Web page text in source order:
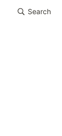
Search